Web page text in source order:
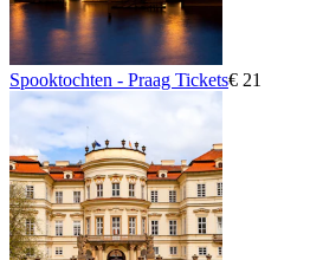
Spooktochten - Praag Tickets€ 21